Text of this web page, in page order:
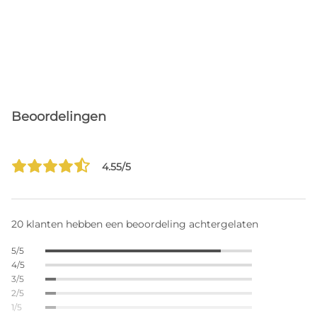
Beoordelingen
4.55/5
20 klanten hebben een beoordeling achtergelaten
5/5
4/5
3/5
2/5
1/5